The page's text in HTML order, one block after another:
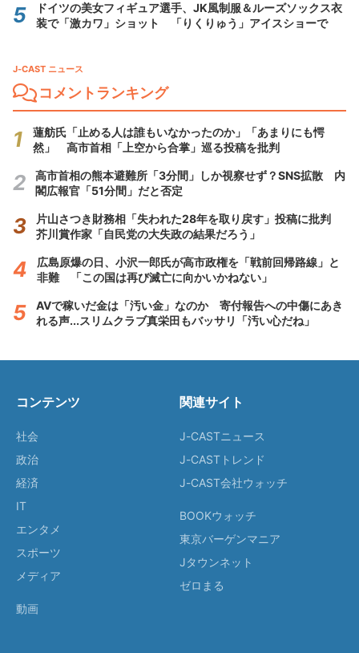
ドイツの美女フィギュア選手、JK風制服＆ルーズソックス衣
装で「激カワ」ショット 「りくりゅう」アイスショーで
J-CAST ニュース
コメントランキング
蓮舫氏「止める人は誰もいなかったのか」「あまりにも愕
然」 高市首相「上空から合掌」巡る投稿を批判
高市首相の熊本避難所「3分間」しか視察せず？SNS拡散 内
閣広報官「51分間」だと否定
片山さつき財務相「失われた28年を取り戻す」投稿に批判
芥川賞作家「自民党の大失政の結果だろう」
広島原爆の日、小沢一郎氏が高市政権を「戦前回帰路線」と
非難 「この国は再び滅亡に向かいかねない」
AVで稼いだ金は「汚い金」なのか 寄付報告への中傷にあき
れる声...スリムクラブ真栄田もバッサリ「汚い心だね」
コンテンツ
社会
政治
経済
IT
エンタメ
スポーツ
メディア
動画
関連サイト
J-CASTニュース
J-CASTトレンド
J-CAST会社ウォッチ
BOOKウォッチ
東京バーゲンマニア
Jタウンネット
ゼロまる